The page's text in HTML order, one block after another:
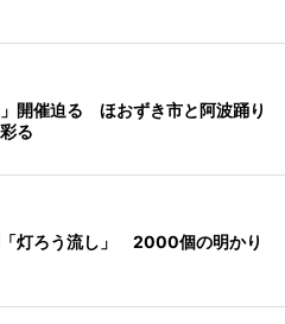
」開催迫る ほおずき市と阿波踊り
る
灯ろう流し」 2000個の明かり